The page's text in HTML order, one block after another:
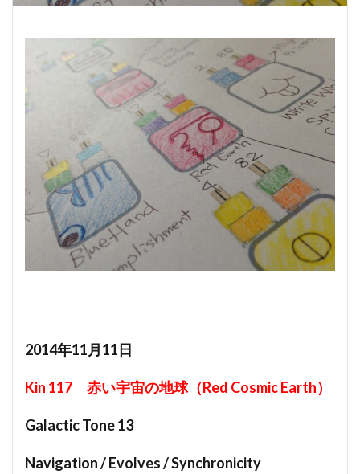
2014年11月11日
Kin 117 赤い宇宙の地球（Red Cosmic Earth）
Galactic Tone 13
Navigation / Evolves / Synchronicity